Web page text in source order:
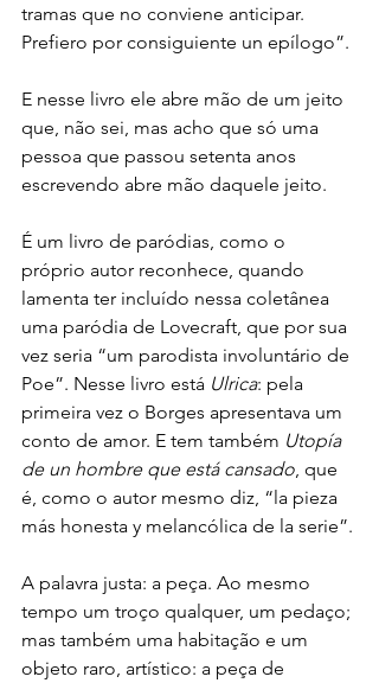
tramas que no conviene anticipar.
Prefiero por consiguiente un epílogo”.
E nesse livro ele abre mão de um jeito
que, não sei, mas acho que só uma
pessoa que passou setenta anos
escrevendo abre mão daquele jeito.
É um livro de paródias, como o
próprio autor reconhece, quando
lamenta ter incluído nessa coletânea
uma paródia de Lovecraft, que por sua
vez seria “um parodista involuntário de
Poe”. Nesse livro está Ulrica: pela
primeira vez o Borges apresentava um
conto de amor. E tem também Utopía
de un hombre que está cansado , que
é, como o autor mesmo diz, “la pieza
más honesta y melancólica de la serie”.
A palavra justa: a peça. Ao mesmo
tempo um troço qualquer, um pedaço;
mas também uma habitação e um
objeto raro, artístico: a peça de